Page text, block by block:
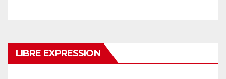
LIBRE EXPRESSION